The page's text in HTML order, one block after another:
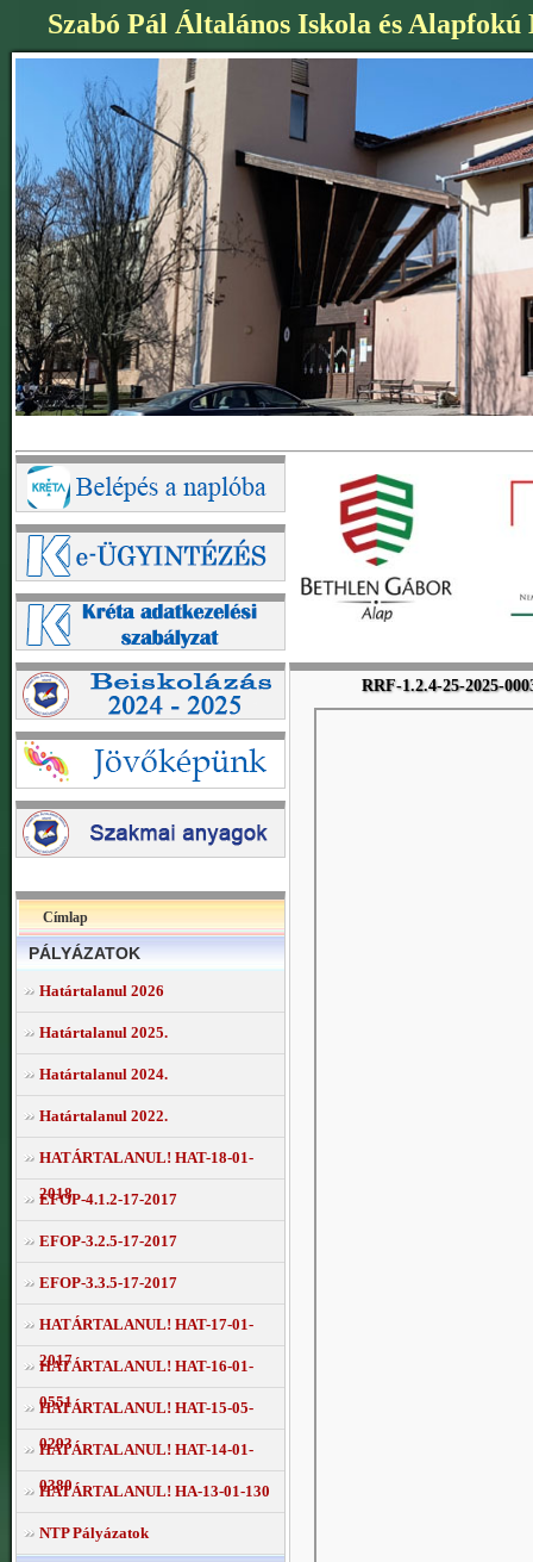
Szabó Pál Általános Iskola és
Címlap
PÁLYÁZATOK
Határtalanul 2026
Határtalanul 2025.
Határtalanul 2024.
Határtalanul 2022.
HATÁRTALANUL! HAT-18-01-
2018
EFOP-4.1.2-17-2017
EFOP-3.2.5-17-2017
EFOP-3.3.5-17-2017
HATÁRTALANUL! HAT-17-01-
2017
HATÁRTALANUL! HAT-16-01-
0551
HATÁRTALANUL! HAT-15-05-
0293
HATÁRTALANUL! HAT-14-01-
0380
HATÁRTALANUL! HA-13-01-130
NTP Pályázatok
RRF-1.2.4-25-2025-